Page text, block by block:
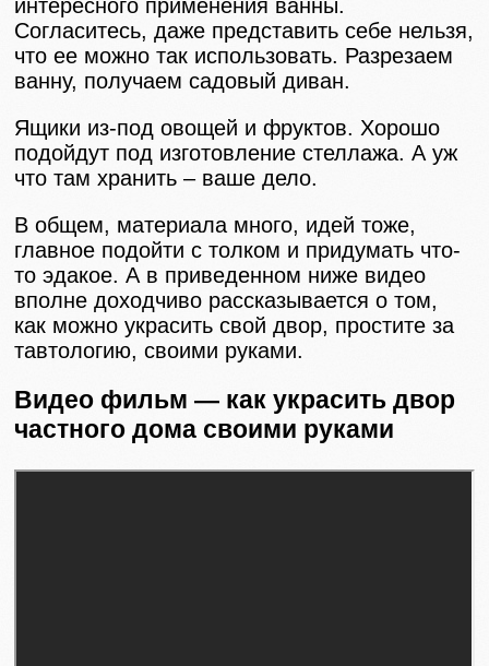
интересного применения ванны.
Согласитесь, даже представить себе нельзя,
что ее можно так использовать. Разрезаем
ванну, получаем садовый диван.
Ящики из-под овощей и фруктов. Хорошо
подойдут под изготовление стеллажа. А уж
что там хранить – ваше дело.
В общем, материала много, идей тоже,
главное подойти с толком и придумать что-
то эдакое. А в приведенном ниже видео
вполне доходчиво рассказывается о том,
как можно украсить свой двор, простите за
тавтологию, своими руками.
Видео фильм — как украсить двор
частного дома своими руками